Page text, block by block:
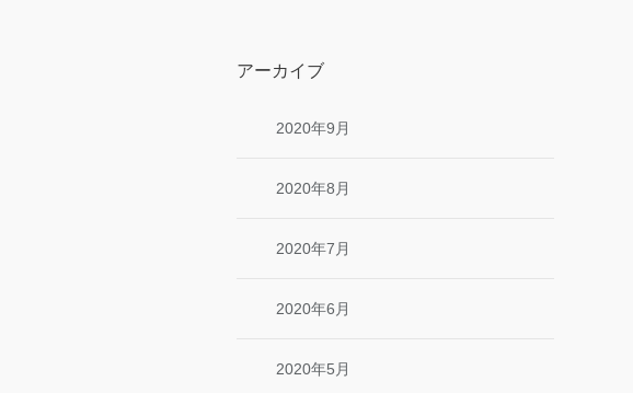
アーカイブ
2020年9月
2020年8月
2020年7月
2020年6月
2020年5月